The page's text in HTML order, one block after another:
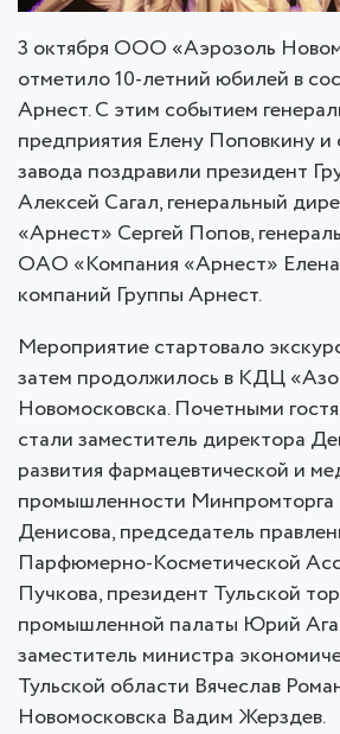
3 октября ООО «Аэрозоль
отметило 10-летний юбилей в
Арнест. С этим событием
предприятия Елену Поповкину и
завода поздравили президент
Алексей Сагал, генеральный
«Арнест» Сергей Попов,
ОАО «Компания «Арнест» Елена
компаний Группы Арнест.
Мероприятие стартовало
затем продолжилось в КДЦ
Новомосковска. Почетными
стали заместитель директора
развития фармацевтической и
промышленности
Денисова, председатель
Парфюмерно-Косметической
Пучкова, президент Тульской
промышленной палаты Юрий
заместитель министра
Тульской области Вячеслав
Новомосковска Вадим Жерздев.